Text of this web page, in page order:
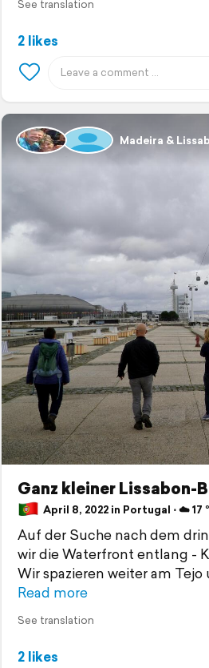
See translation
2 likes
Madeira &
Ganz kleiner Lissabon-
April 8, 2022 in Portugal ⋅ ☁️ 17
Auf der Suche nach dem
wir die Waterfront entlang -
Wir spazieren weiter am
Read more
See translation
2 likes